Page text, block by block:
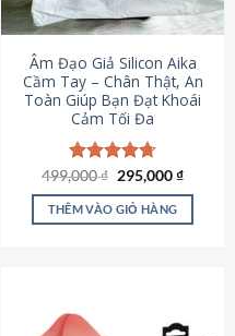
Âm Đạo Giả Silicon Aika
Cầm Tay – Chân Thật, An
Toàn Giúp Bạn Đạt Khoái
Cảm Tối Đa
Được xếp
hạng4.75
5 sao
499,000₫ Giá
là:
499,000 ₫.
295,000₫Giá
tại
THÊM VÀO GIỎ HÀNG